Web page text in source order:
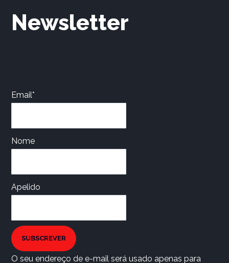
Newsletter
Email*
Nome
Apelido
SUBSCREVER
O seu endereço de e-mail será usado apenas para